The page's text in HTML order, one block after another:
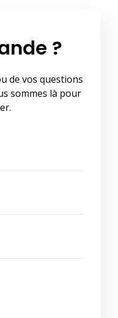
?
de vos questions
sommes là pour